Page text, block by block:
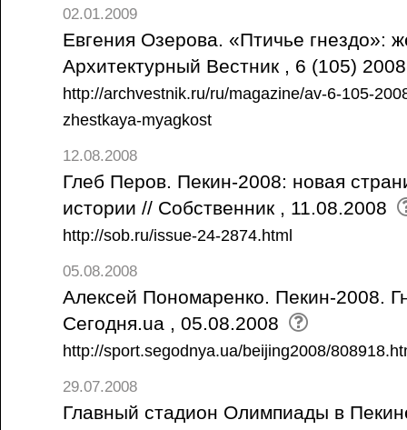
02.01.2009
Евгения Озерова. «Птичье гнездо»:
Архитектурный Вестник , 6 (105)
http://archvestnik.ru/ru/magazine/av-6-105-
zhestkaya-myagkost
12.08.2008
Глеб Перов. Пекин-2008: новая
истории // Собственник , 11.08.2008
http://sob.ru/issue-24-2874.html
05.08.2008
Алексей Пономаренко. Пекин-2008.
Сегодня.ua , 05.08.2008
http://sport.segodnya.ua/beijing2008/
29.07.2008
Главный стадион Олимпиады в